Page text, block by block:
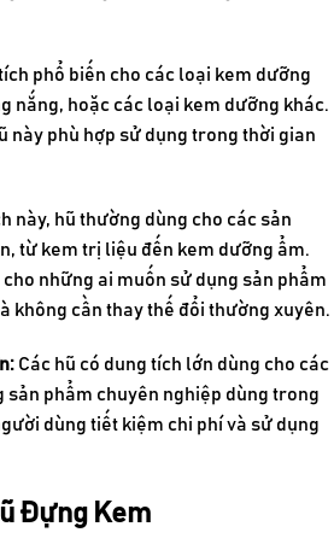
phổ biến cho các loại kem dưỡng
nắng, hoặc các loại kem dưỡng khác.
này phù hợp sử dụng trong thời gian
này, hũ thường dùng cho các sản
từ kem trị liệu đến kem dưỡng ẩm.
những ai muốn sử dụng sản phẩm
không cần thay thế đổi thường xuyên.
Các hũ có dung tích lớn dùng cho các
sản phẩm chuyên nghiệp dùng trong
dùng tiết kiệm chi phí và sử dụng
Đựng Kem